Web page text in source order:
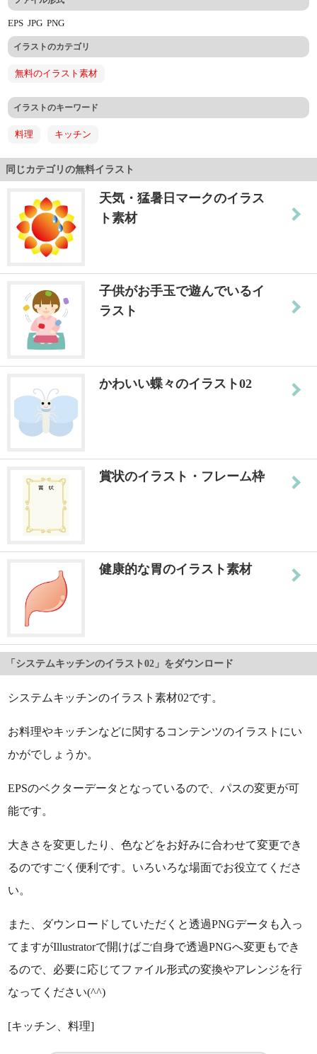
EPSJPGPNG
イラストのカテゴリ
無料のイラスト素材
イラストのキーワード
料理 キッチン
同じカテゴリの無料イラスト
天気・猛暑日マークのイラス
ト素材
子供がお手玉で遊んでいるイ
ラスト
かわいい蝶々のイラスト02
賞状のイラスト・フレーム枠
健康的な胃のイラスト素材
「システムキッチンのイラスト02」をダウンロード
システムキッチンのイラスト素材02です。
お料理やキッチンなどに関するコンテンツのイラストにい
かがでしょうか。
EPSのベクターデータとなっているので、パスの変更が可
能です。
大きさを変更したり、色などをお好みに合わせて変更でき
るのですごく便利です。いろいろな場面でお役立てくださ
い。
また、ダウンロードしていただくと透過PNGデータも入っ
てますがIllustratorで開けばご自身で透過PNGへ変更もでき
るので、必要に応じてファイル形式の変換やアレンジを行
なってください(^^)
[キッチン、料理]